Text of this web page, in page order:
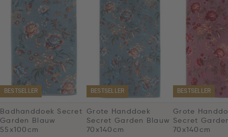
BESTSELLER
Badhanddoek Secret
Garden Blauw
55x100cm
BESTSELLER
Grote Handdoek
Secret Garden Blauw
70x140cm
BESTSELLER
Grote
Secret
70x140cm